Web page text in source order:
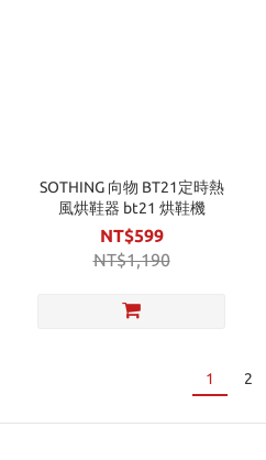
SOTHING 向物 BT21定時熱
風烘鞋器 bt21 烘鞋機
NT$599
NT$1,190
1 2